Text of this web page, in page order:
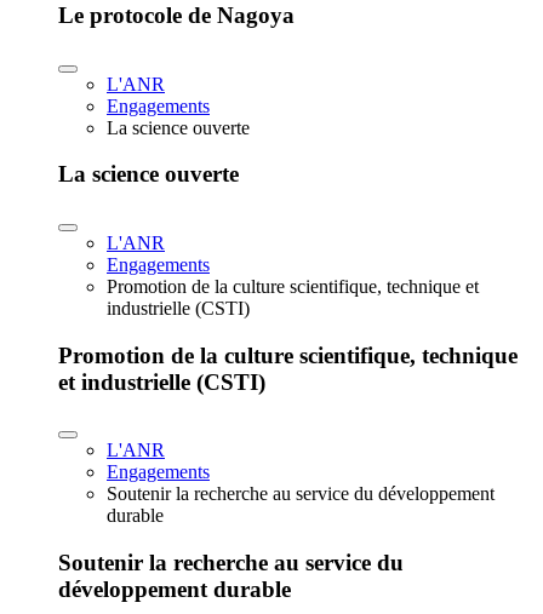
Le protocole de Nagoya
L'ANR
Engagements
La science ouverte
La science ouverte
L'ANR
Engagements
Promotion de la culture scientifique, technique et
industrielle (CSTI)
Promotion de la culture scientifique, technique
et industrielle (CSTI)
L'ANR
Engagements
Soutenir la recherche au service du développement
durable
Soutenir la recherche au service du
développement durable